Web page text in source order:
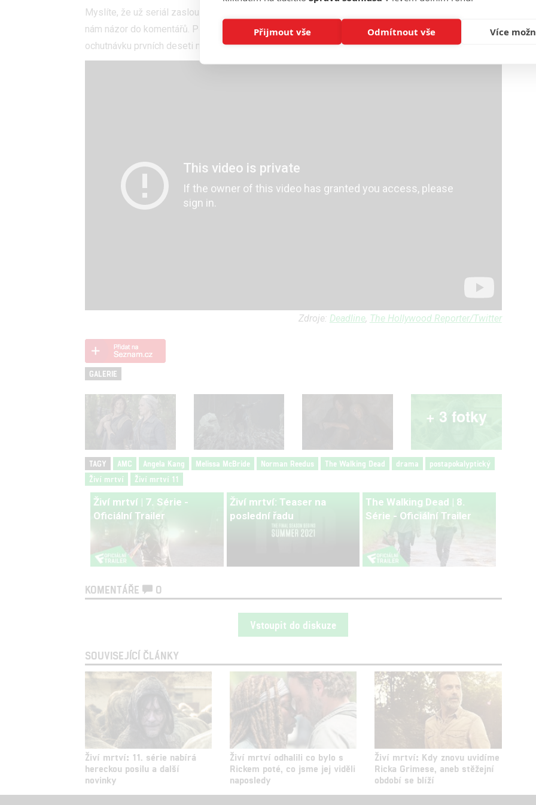
Myslíte, že už seriál zaslouží odpočinek? A těšíte se na nová dobrodružství Daryla a Carol? Hoďte
nám názor do komentářů. Pokud se nemůžete dočkat "finální" epizody desáté série, přikládáme
ochutnávku prvních deseti minut z epizody.
Zdroje: Deadline, The Hollywood Reporter/Twitter
GALERIE
+ 3 fotky
TAGY AMC Angela Kang Melissa McBride Norman Reedus The Walking Dead drama
postapokalyptický
Živí mrtví
Živí mrtví 11
Živí mrtví | 7. Série -
Oficiální Trailer
Živí mrtví: Teaser na
poslední řadu
The Walking Dead | 8.
Série - Oficiální Trailer
KOMENTÁŘE 0
Vstoupit do diskuze
SOUVISEJÍCÍ ČLÁNKY
Živí mrtví: 11. série nabírá
hereckou posilu a další
novinky
Živí mrtví odhalili co bylo s
Rickem poté, co jsme jej viděli
naposledy
Živí mrtví: Kdy znovu uvidíme
Ricka Grimese, aneb stěžejní
období se blíží
Přijmout vše Odmítnout vše Více